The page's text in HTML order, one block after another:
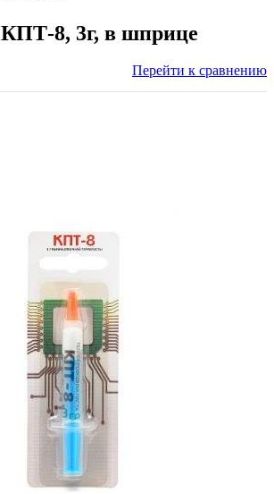
8, 3г, в шприце
Перейти к сравнению